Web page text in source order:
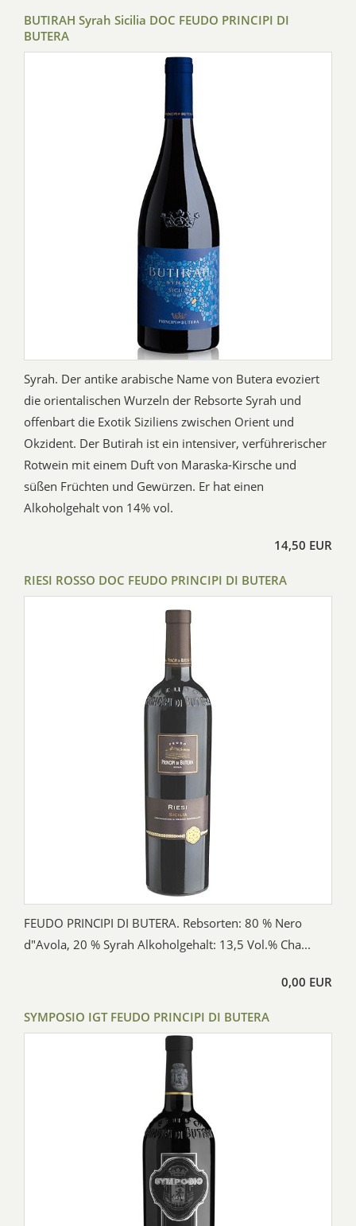
BUTIRAH Syrah Sicilia DOC FEUDO PRINCIPI DI
BUTERA
Syrah. Der antike arabische Name von Butera evoziert
die orientalischen Wurzeln der Rebsorte Syrah und
offenbart die Exotik Siziliens zwischen Orient und
Okzident. Der Butirah ist ein intensiver, verführerischer
Rotwein mit einem Duft von Maraska-Kirsche und
süßen Früchten und Gewürzen. Er hat einen
Alkoholgehalt von 14% vol.
14,50 EUR
RIESI ROSSO DOC FEUDO PRINCIPI DI BUTERA
FEUDO PRINCIPI DI BUTERA. Rebsorten: 80 % Nero
d"Avola, 20 % Syrah Alkoholgehalt: 13,5 Vol.% Cha...
0,00 EUR
SYMPOSIO IGT FEUDO PRINCIPI DI BUTERA